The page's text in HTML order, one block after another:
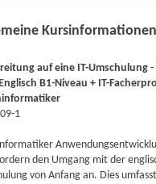
Kursinformationen
auf eine IT-Umschulung
B1-Niveau + IT-
1
den Umgang mit der
von Anfang an. Dies